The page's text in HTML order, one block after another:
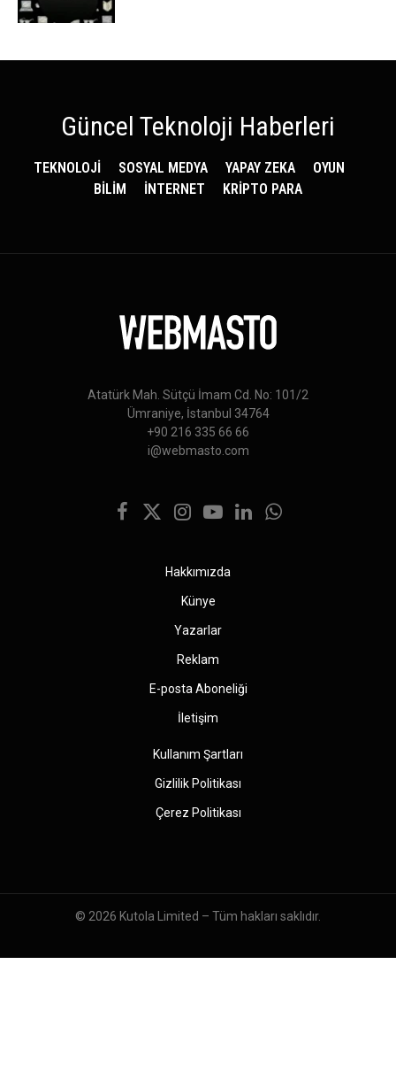
Güncel Teknoloji Haberleri
TEKNOLOJİ SOSYAL MEDYA YAPAY ZEKA
OYUN
BİLİM
İNTERNET KRİPTO PARA
Atatürk Mah. Sütçü İmam Cd. No: 101/2
Ümraniye, İstanbul 34764
+90 216 335 66 66
i@webmasto.com
Facebook
X
Instagram
YouTubeLinkedInWhatsApp
Hakkımızda
Künye
Yazarlar
Reklam
E-posta Aboneliği
İletişim
Kullanım Şartları
Gizlilik Politikası
Çerez Politikası
© 2026 Kutola Limited – Tüm hakları saklıdır.